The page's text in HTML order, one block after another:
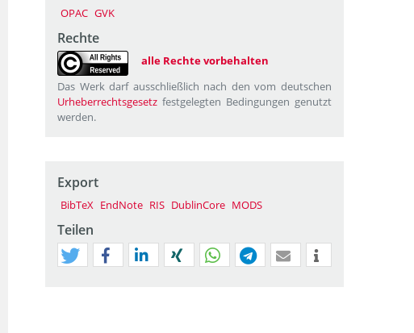
OPAC GVK
Rechte
alle Rechte vorbehalten
Das Werk darf ausschließlich nach den vom deutschen
Urheberrechtsgesetz festgelegten Bedingungen genutzt
werden.
Export
BibTeX EndNote RIS DublinCore MODS
Teilen